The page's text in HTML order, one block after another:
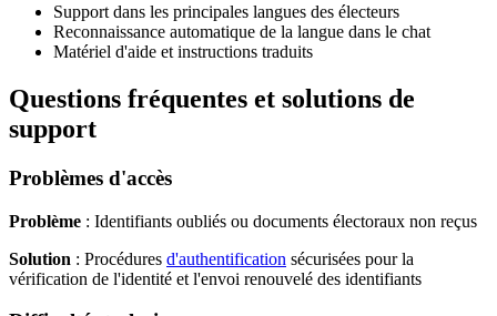
Support dans les principales langues des électeurs
Reconnaissance automatique de la langue dans le chat
Matériel d'aide et instructions traduits
Questions fréquentes et solutions de
support
Problèmes d'accès
Problème : Identifiants oubliés ou documents électoraux non reçus
Solution : Procédures d'authentification sécurisées pour la
vérification de l'identité et l'envoi renouvelé des identifiants